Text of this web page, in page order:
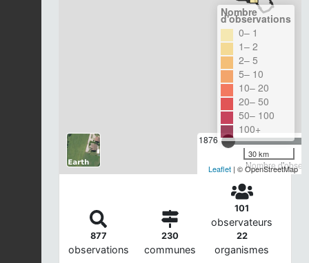
1876
Nombre
Nombre
d'observations
0– 1
1– 2
2– 5
5– 10
10– 20
20– 50
50– 100
100+
30 km
Leaflet | © OpenStreetMap
877
observations
230
communes
101
observateurs
22
organismes